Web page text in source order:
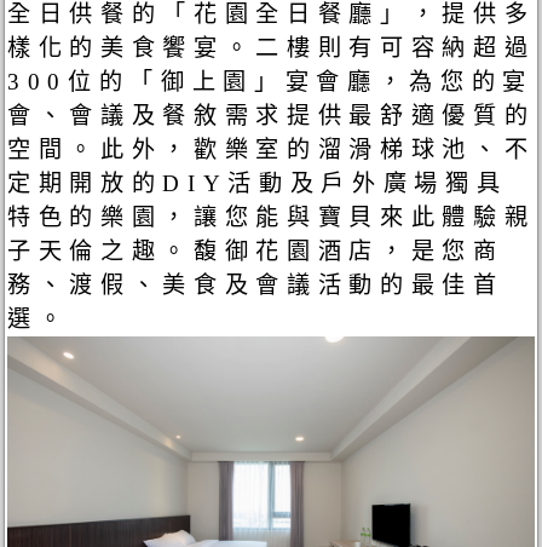
全日供餐的「花園全日餐廳」，提供多
樣化的美食饗宴。二樓則有可容納超過
300位的「御上園」宴會廳，為您的宴
會、會議及餐敘需求提供最舒適優質的
空間。此外，歡樂室的溜滑梯球池、不
定期開放的DIY活動及戶外廣場獨具
特色的樂園，讓您能與寶貝來此體驗親
子天倫之趣。馥御花園酒店，是您商
務、渡假、美食及會議活動的最佳首
選。